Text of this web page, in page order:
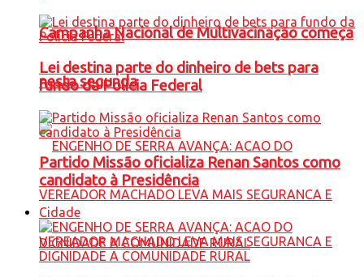
Campanha Nacional de Multivacinação começa
nesta segunda
Lei destina parte do dinheiro de bets para
fundo da Polícia Federal
Partido Missão oficializa Renan Santos como
candidato à Presidência
Cidade